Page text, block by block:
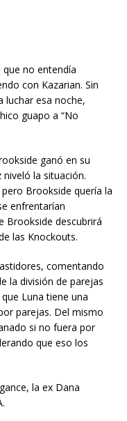
no entendía
con Kazarian. Sin
luchar esa noche,
guapo a “No
ganó en su
la situación.
Brookside quería la
enfrentarían
Brookside descubrirá
las Knockouts.
comentando
la división de parejas
Luna tiene una
parejas. Del mismo
si no fuera por
que eso los
la ex Dana